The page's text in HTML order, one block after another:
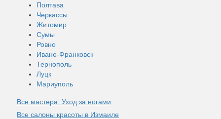
Полтава
Черкассы
Житомир
Сумы
Ровно
Ивано-Франковск
Тернополь
Луцк
Мариуполь
Все мастера: Уход за ногами
Все салоны красоты в Измаиле